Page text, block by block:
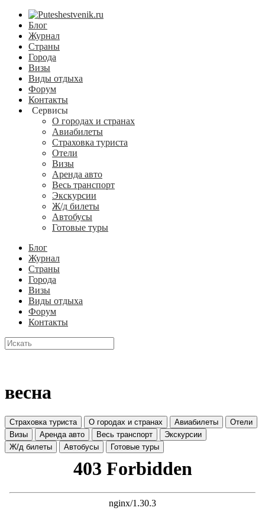
Блог
Журнал
Страны
Города
Визы
Виды отдыха
Форум
Контакты
Сервисы
О городах и странах
Авиабилеты
Страховка туриста
Отели
Визы
Аренда авто
Весь транспорт
Экскурсии
Ж/д билеты
Автобусы
Готовые туры
Блог
Журнал
Страны
Города
Визы
Виды отдыха
Форум
Контакты
весна
Страховка туриста О городах и странах Авиабилеты
Отели
Визы
Аренда авто Весь транспорт
Экскурсии
Ж/д билеты
Автобусы Готовые туры